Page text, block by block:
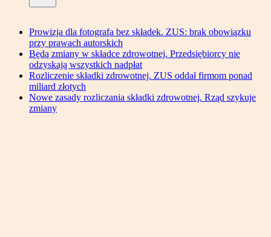
Prowizja dla fotografa bez składek. ZUS: brak obowiązku
przy prawach autorskich
Będą zmiany w składce zdrowotnej. Przedsiębiorcy nie
odzyskają wszystkich nadpłat
Rozliczenie składki zdrowotnej. ZUS oddał firmom ponad
miliard złotych
Nowe zasady rozliczania składki zdrowotnej. Rząd szykuje
zmiany